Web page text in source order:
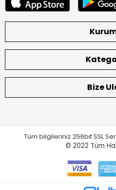
Bize
Tüm bilgileriniz 256bit SSL
© 2022 Tüm